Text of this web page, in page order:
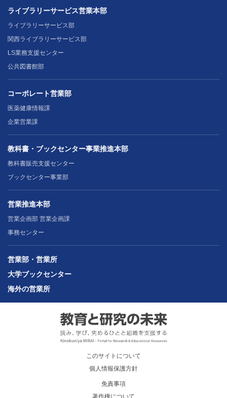
ライブラリーサービス営業本部
ライブラリーサービス部
関西ライブラリーサービス部
LS業務支援センター
公共図書館部
コーポレート営業部
医薬健康情報課
企業営業課
教科書・ブックセンター事業推進本部
教科書販売支援センター
ブックセンター事業部
営業推進本部
営業企画部 営業企画課
事務センター
営業部・営業所
大学ブックセンター
海外の営業所
このサイトについて
個人情報保護方針
免責事項